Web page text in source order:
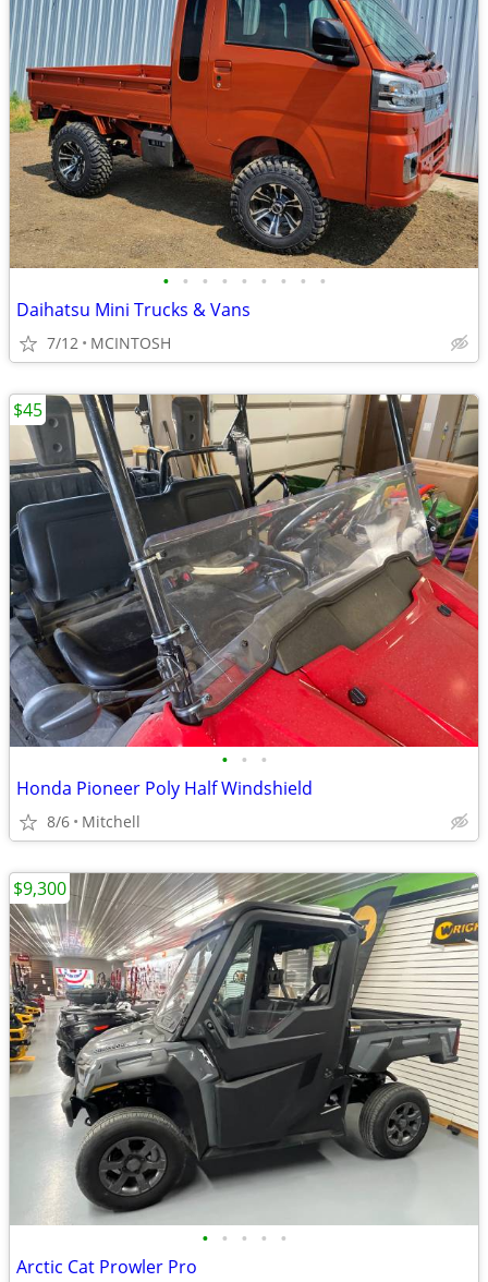
• • • • • • • • •
Daihatsu Mini Trucks & Vans
7/12 MCINTOSH
• • •
Honda Pioneer Poly Half Windshield
8/6 Mitchell
$45
• • • • •
Arctic Cat Prowler Pro
$9,300